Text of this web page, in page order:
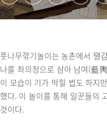
풋나무깎기놀이는 농촌에서 땔
나를 좌의정으로 삼아 남여(藍
이 모습이 기가 막힐 법도 하지
했다. 이 놀이를 통해 일꾼들의
것이다.